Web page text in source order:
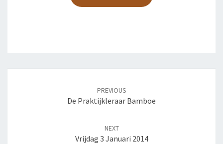
PREVIOUS
De Praktijkleraar Bamboe
NEXT
Vrijdag 3 Januari 2014